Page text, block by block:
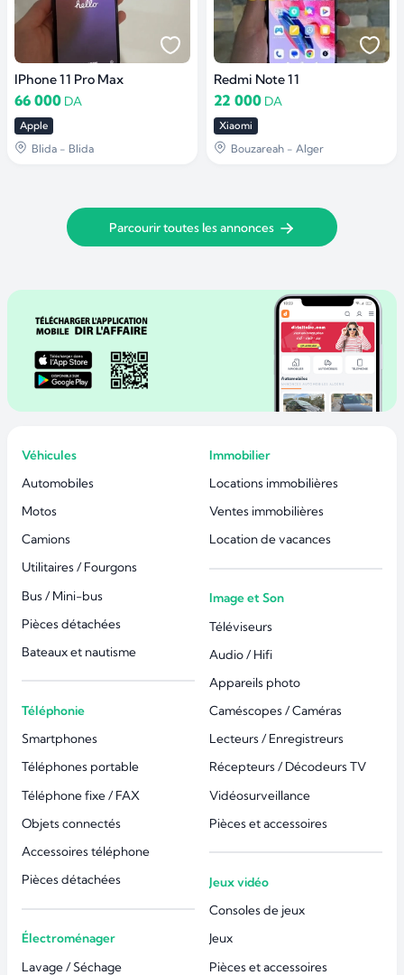
IPhone 11 Pro Max
66 000 DA
Apple
Blida - Blida
Redmi Note 11
22 000 DA
Xiaomi
Bouzareah - Alger
Parcourir toutes les annonces
Véhicules
Automobiles
Motos
Camions
Utilitaires / Fourgons
Bus / Mini-bus
Pièces détachées
Bateaux et nautisme
Téléphonie
Smartphones
Téléphones portable
Téléphone fixe / FAX
Objets connectés
Accessoires téléphone
Pièces détachées
Électroménager
Lavage / Séchage
Immobilier
Locations immobilières
Ventes immobilières
Location de vacances
Image et Son
Téléviseurs
Audio / Hifi
Appareils photo
Caméscopes / Caméras
Lecteurs / Enregistreurs
Récepteurs / Décodeurs TV
Vidéosurveillance
Pièces et accessoires
Jeux vidéo
Consoles de jeux
Jeux
Pièces et accessoires